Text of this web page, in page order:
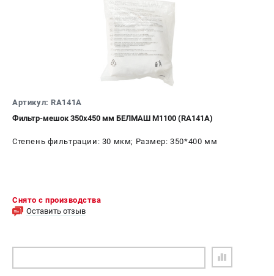
Артикул: RA141A
Фильтр-мешок 350х450 мм БЕЛМАШ M1100 (RA141A)
Степень фильтрации: 30 мкм; Размер: 350*400 мм
Снято с производства
Оставить отзыв